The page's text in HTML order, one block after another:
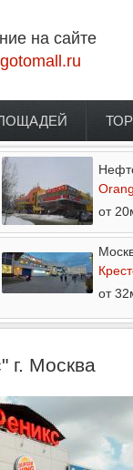
на сайте
от
от
г. Москва